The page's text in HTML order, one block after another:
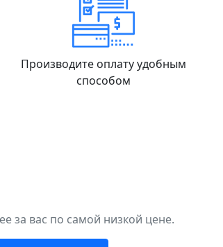
Производите оплату удобным
способом
за вас по самой низкой цене.